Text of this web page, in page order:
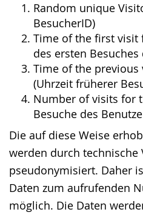
Random unique
BesucherID)
Time of the first visit
des ersten
Time of the
(Uhrzeit früherer
Number of visits for
Besuche des
Die auf diese Weise
werden durch technische
pseudonymisiert. Daher
Daten zum aufrufenden
möglich. Die Daten